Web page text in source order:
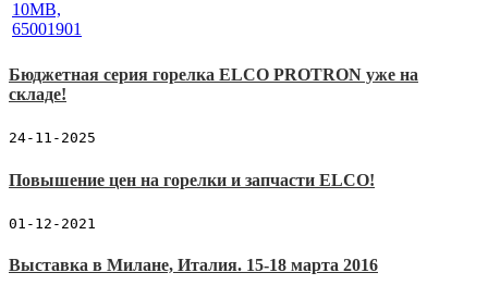
Бюджетная серия горелка ELCO PROTRON уже на
складе!
24-11-2025
Повышение цен на горелки и запчасти ELCO!
01-12-2021
Выставка в Милане, Италия. 15-18 марта 2016